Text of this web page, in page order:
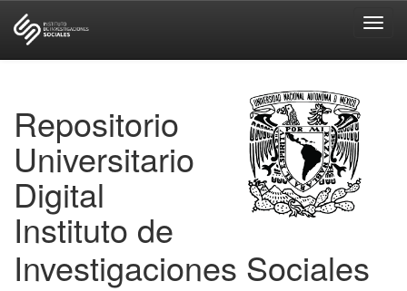
Repositorio
Universitario
Digital
Instituto de
Investigaciones Sociales